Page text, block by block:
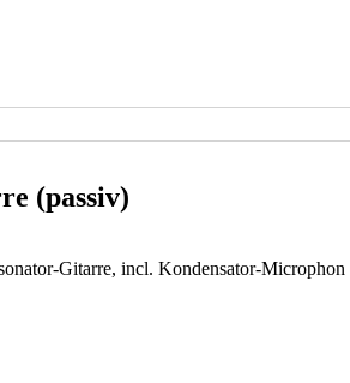
(passiv)
Gitarre, incl. Kondensator-